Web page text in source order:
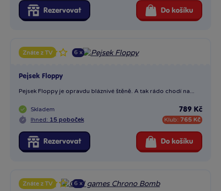
Rezervovat Do košíku
6 x
Znáte z TV
Pejsek Floppy
Pejsek Floppy je opravdu bláznivé štěně. A tak rádo chodí na...
Skladem
Ihned: 15 poboček
789 Kč
Klub: 765 Kč
Rezervovat Do košíku
6 x
Znáte z TV